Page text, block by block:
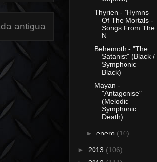
antigua
Thyrien - "Hymns
Of The Mortals -
Songs From The
N...
Behemoth - "The
Satanist" (Black /
Symphonic
Black)
Mayan -
"Antagonise"
(Melodic
Symphonic
Death)
► enero (10)
► 2013 (106)